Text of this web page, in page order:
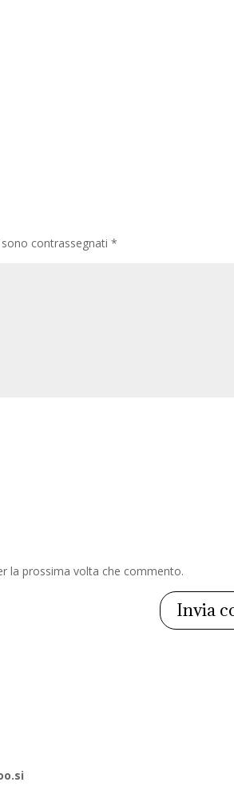
contrassegnati*
la prossima volta che commento.